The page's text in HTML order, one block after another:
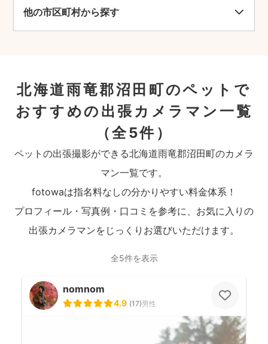
他の市区町村から探す
北海道雨竜郡沼田町のペットで
おすすめの出張カメラマン一覧
（全5件）
ペットの出張撮影ができる北海道雨竜郡沼田町のカメラ
マン一覧です。
fotowaは指名料なしの分かりやすい料金体系！
プロフィール・写真例・口コミを参考に、お気に入りの
出張カメラマンをじっくりお選びいただけます。
全5件を表示
nomnom
4.9 (17)男性